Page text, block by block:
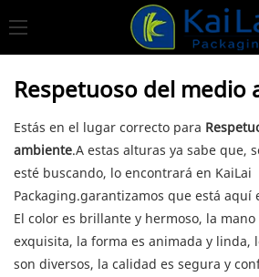
Respetuoso del medio
Estás en el lugar correcto para
ambiente.A estas alturas ya sabe que,
esté buscando, lo encontrará en KaiLai
Packaging.garantizamos que está aquí
El color es brillante y hermoso, la
exquisita, la forma es animada y linda,
son diversos, la calidad es segura y